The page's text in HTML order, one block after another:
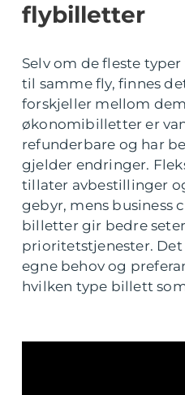
flybilletter
Selv om de fleste
til samme fly, finnes
forskjeller mellom
økonomibilletter er
refunderbare og har
gjelder endringer.
tillater avbestillinger
gebyr, mens business
billetter gir bedre
prioritetstjenester.
egne behov og
hvilken type billett